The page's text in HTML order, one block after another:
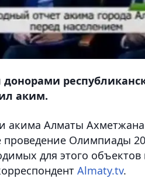
аким.
акима Алматы
Олимпиады
для этого
Almaty.tv.